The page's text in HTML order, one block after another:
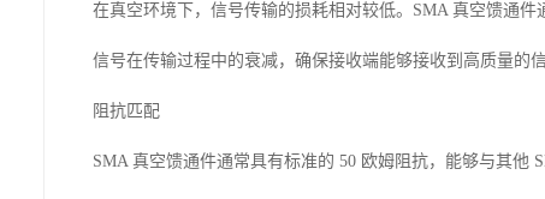
在真空环境下，信号传输的损耗相对较低。SMA 真空馈通
信号在传输过程中的衰减，确保接收端能够接收到高质量的
阻抗匹配
SMA 真空馈通件通常具有标准的 50 欧姆阻抗，能够与其他